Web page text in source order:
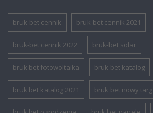
bruk-bet cennik bruk-bet cennik 2021
bruk-bet cennik 2022 bruk-bet solar
bruk bet fotowoltaika bruk bet katalog
bruk bet katalog 2021 bruk bet nowy targ